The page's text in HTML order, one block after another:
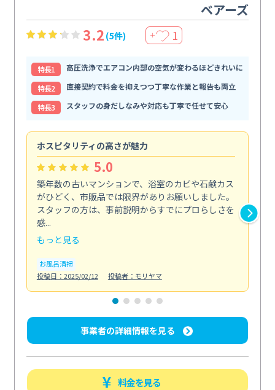
ベアーズ
3.2 (5件) ＋ 1
特⻑1
高圧洗浄でエアコン内部の空気が変わるほどきれいに
特⻑2
直接契約で料金を抑えつつ丁寧な作業と報告も両立
特⻑3
スタッフの身だしなみや対応も丁寧で任せて安心
ホスピタリティの高さが魅力
5.0
築年数の古いマンションで、浴室のカビや石鹸カス
がひどく、市販品では限界がありお願いしました。
スタッフの方は、事前説明からすでにプロらしさを
感...
もっと見る
お風呂清掃
投稿日：2025/02/12
投稿者：モリヤマ
事業者の詳細情報を見る
料金を見る